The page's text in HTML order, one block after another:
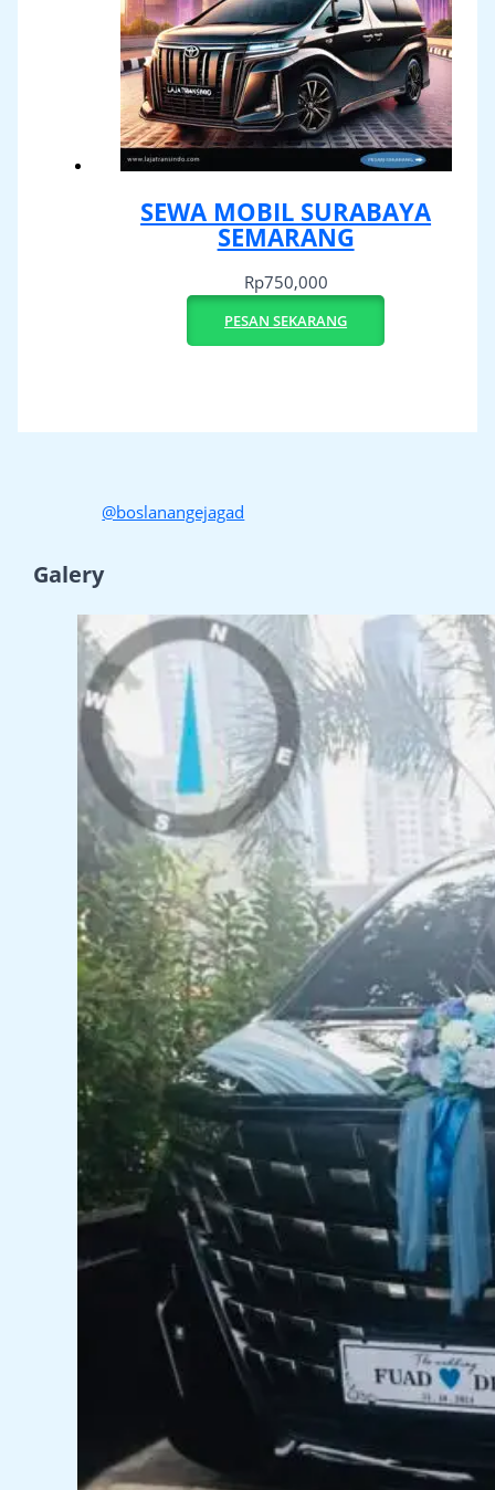
SEWA MOBIL SURABAYA
SEMARANG
Rp750,000
PESAN SEKARANG
@boslanangejagad
Galery